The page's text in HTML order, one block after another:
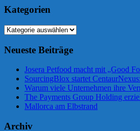
Kategorien
Kategorien
Neueste Beiträge
Josera Petfood macht mit „Good
SourcingBlox startet
Warum viele Unternehmen ihre
The Payments Group Holding
Mallorca am Elbstrand
Archiv